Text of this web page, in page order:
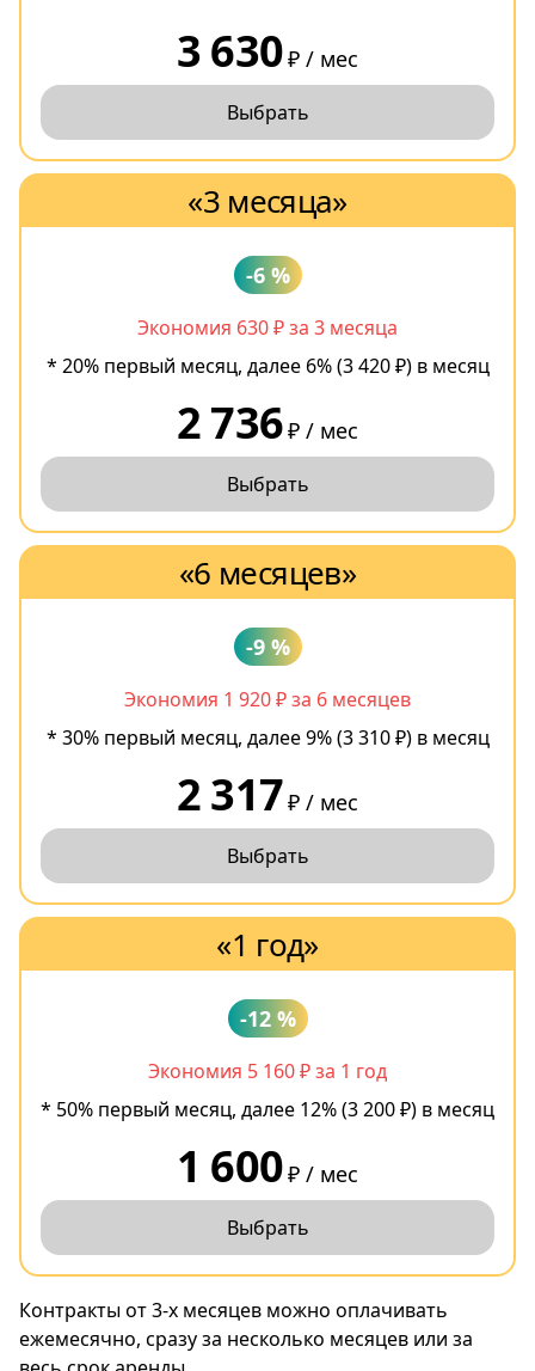
3 630₽ / мес
Выбрать
«3 месяца»
-6 %
Экономия 630 ₽ за 3 месяца
* 20% первый месяц, далее 6% (3 420 ₽) в месяц
2 736₽ / мес
Выбрать
«6 месяцев»
-9 %
Экономия 1 920 ₽ за 6 месяцев
* 30% первый месяц, далее 9% (3 310 ₽) в месяц
2 317₽ / мес
Выбрать
«1 год»
-12 %
Экономия 5 160 ₽ за 1 год
* 50% первый месяц, далее 12% (3 200 ₽) в месяц
1 600₽ / мес
Выбрать
Контракты от 3-х месяцев можно оплачивать
ежемесячно, сразу за несколько месяцев или за